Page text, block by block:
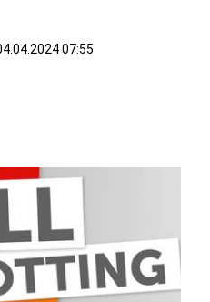
07:55